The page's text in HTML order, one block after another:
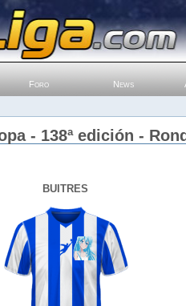
Foro News
- 138ª edición -
BUITRES